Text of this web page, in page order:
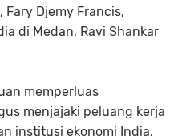
Fary Djemy Francis,
di Medan, Ravi Shankar
memperluas
menjajaki peluang kerja
institusi ekonomi India.